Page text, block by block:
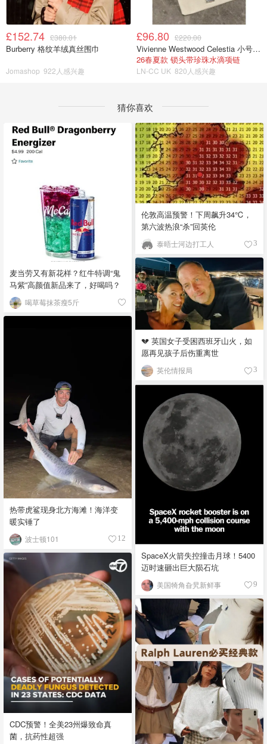
£152.74 £380.01
Burberry 格纹羊绒真丝围巾
Jomashop 922人感兴趣
£96.80 £220.00
Vivienne Westwood Celestia 小号吊坠项链
26春夏款 锁头带珍珠水滴项链
LN-CC UK 820人感兴趣
猜你喜欢
麦当劳又有新花样？红牛特调“鬼
马紫”高颜值新品来了，好喝吗？
喝草莓抹茶瘦5斤
伦敦高温预警！下周飙升34℃，
第六波热浪“杀”回英伦
泰晤士河边打工人 3
💔 英国女子受困西班牙山火，如
愿再见孩子后伤重离世
英伦情报局 3
热带虎鲨现身北方海滩！海洋变
暖实锤了
波士顿101 12
SpaceX火箭失控撞击月球！5400
迈时速砸出巨大陨石坑
美国犄角旮旯新鲜事 9
CDC预警！全美23州爆致命真
菌，抗药性超强